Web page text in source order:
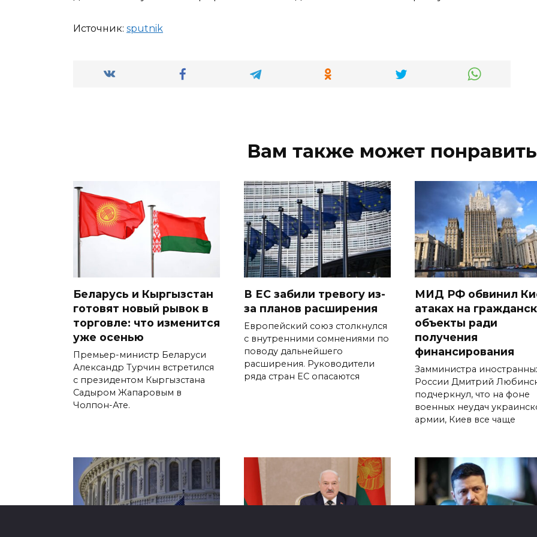
Источник: sput­nik
Вам также может
Беларусь и Кыргызстан
готовят новый рывок в
торговле: что изменится
уже осенью
Премьер-министр Беларуси
Александр Турчин встретился
с президентом Кыргызстана
Садыром Жапаровым в
Чолпон-Ате.
В ЕС забили тревогу из-
за планов расширения
Европейский союз столкнулся
с внутренними сомнениями по
поводу дальнейшего
расширения. Руководители
ряда стран ЕС опасаются
МИД РФ обвинил
атаках на
объекты ради
получения
финансирования
Замминистра
России Дмитрий
подчеркнул, что на фоне
военных неудач
армии, Киев все чаще